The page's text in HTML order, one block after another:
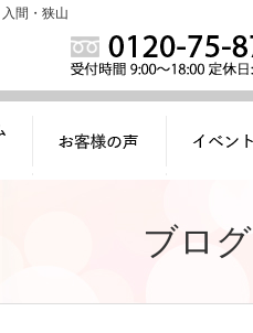
間・狭山
ブログ